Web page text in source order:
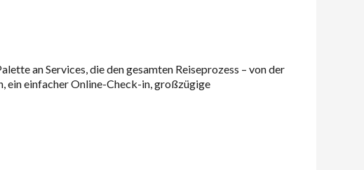
an Services, die den gesamten Reiseprozess – von der
ein einfacher Online-Check-in, großzügige